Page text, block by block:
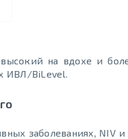
на вдохе и
ИВЛ/BiLevel.
заболеваниях, NIV